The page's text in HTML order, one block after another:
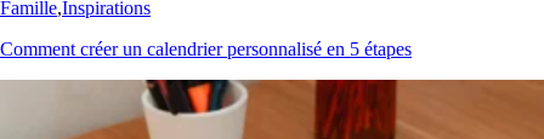
Famille,Inspirations
Comment créer un calendrier personnalisé en 5 étapes